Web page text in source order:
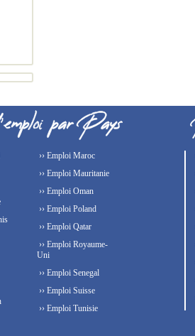
›› Emploi Maroc
›› Emploi Mauritanie
›› Emploi Oman
›› Emploi Poland
›› Emploi Qatar
›› Emploi Royaume-
Uni
›› Emploi Senegal
›› Emploi Suisse
›› Emploi Tunisie